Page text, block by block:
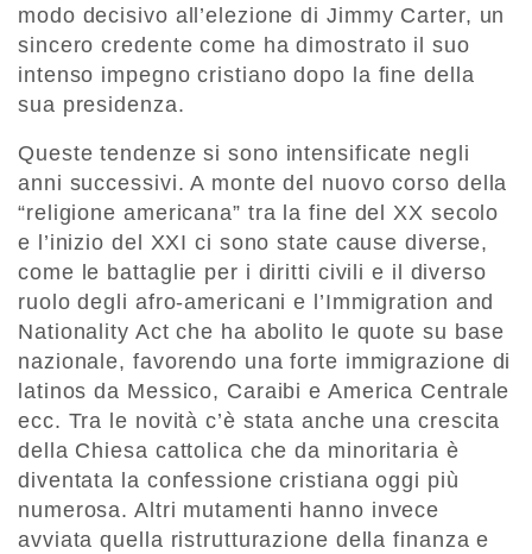
modo decisivo all’elezione di Jimmy Carter, un
sincero credente come ha dimostrato il suo
intenso impegno cristiano dopo la fine della
sua presidenza.
Queste tendenze si sono intensificate negli
anni successivi. A monte del nuovo corso della
“religione americana” tra la fine del XX secolo
e l’inizio del XXI ci sono state cause diverse,
come le battaglie per i diritti civili e il diverso
ruolo degli afro-americani e l’Immigration and
Nationality Act che ha abolito le quote su base
nazionale, favorendo una forte immigrazione di
latinos da Messico, Caraibi e America Centrale
ecc. Tra le novità c’è stata anche una crescita
della Chiesa cattolica che da minoritaria è
diventata la confessione cristiana oggi più
numerosa. Altri mutamenti hanno invece
avviata quella ristrutturazione della finanza e